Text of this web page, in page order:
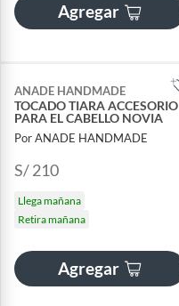
Agregar
ANADE HANDMADE
TOCADO TIARA ACCESORIO
PARA EL CABELLO NOVIA
Por ANADE HANDMADE
S/ 210
Llega mañana
Retira mañana
Agregar